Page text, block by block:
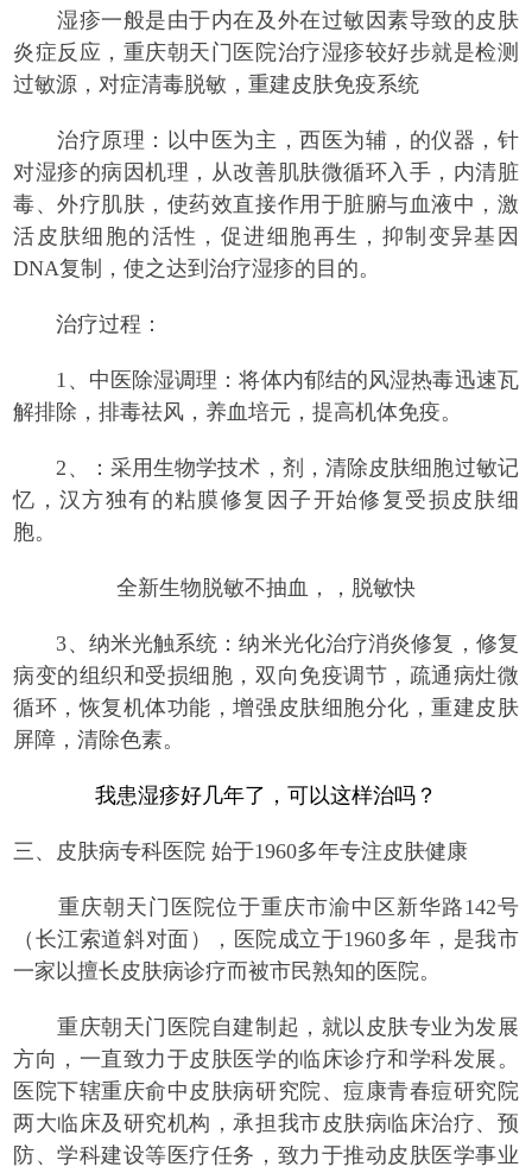
湿疹一般是由于内在及外在过敏因素导致的皮肤
炎症反应，重庆朝天门医院治疗湿疹较好步就是检测
过敏源，对症清毒脱敏，重建皮肤免疫系统
治疗原理： 以中医为主，西医为辅，的仪器，针
对湿疹的病因机理，从改善肌肤微循环入手，内清脏
毒、外疗肌肤，使药效直接作用于脏腑与血液中，激
活皮肤细胞的活性，促进细胞再生，抑制变异基因
DNA复制，使之达到治疗湿疹的目的。
治疗过程：
1、中医除湿调理：将体内郁结的风湿热毒迅速瓦
解排除，排毒祛风，养血培元，提高机体免疫。
2、：采用生物学技术，剂，清除皮肤细胞过敏记
忆，汉方独有的粘膜修复因子开始修复受损皮肤细
胞。
全新生物脱敏不抽血，，脱敏快
3、纳米光触系统：纳米光化治疗消炎修复，修复
病变的组织和受损细胞，双向免疫调节，疏通病灶微
循环，恢复机体功能，增强皮肤细胞分化，重建皮肤
屏障，清除色素。
我患湿疹好几年了，可以这样治吗？
三、 皮肤病专科医院 始于1960多年专注皮肤健康
重庆朝天门医院位于重庆市渝中区新华路142号
（长江索道斜对面），医院成立于1960多年，是我市
一家以擅长皮肤病诊疗而被市民熟知的医院。
重庆朝天门医院自建制起，就以皮肤专业为发展
方向，一直致力于皮肤医学的临床诊疗和学科发展。
医院下辖重庆俞中皮肤病研究院、痘康青春痘研究院
两大临床及研究机构，承担我市皮肤病临床治疗、预
防、学科建设等医疗任务，致力于推动皮肤医学事业